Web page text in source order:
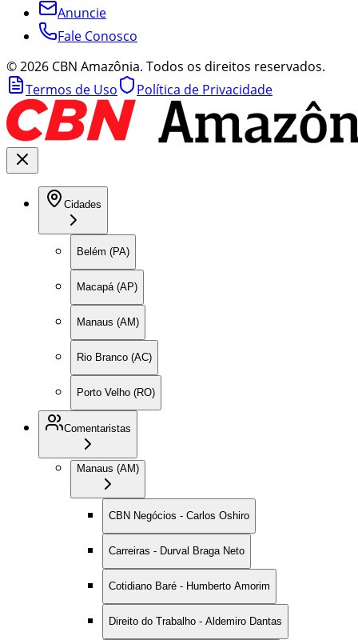
Anuncie
Fale Conosco
©2026 CBN Amazônia. Todos os direitos reservados.
Termos de Uso
Política de Privacidade
Cidades
Belém (PA)
Macapá (AP)
Manaus (AM)
Rio Branco (AC)
Porto Velho (RO)
Comentaristas
Manaus (AM)
CBN Negócios - Carlos Oshiro
Carreiras - Durval Braga Neto
Cotidiano Baré - Humberto Amorim
Direito do Trabalho - Aldemiro Dantas